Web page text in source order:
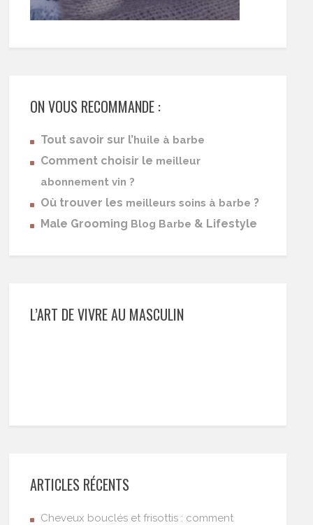
ON VOUS RECOMMANDE :
Tout savoir sur l’huile à barbe
Comment choisir le meilleur
abonnement vin ?
Où trouver les meilleurs soins à barbe ?
Male Grooming Blog Barbe & Lifestyle
L’ART DE VIVRE AU MASCULIN
ARTICLES RÉCENTS
Cheveux bouclés et frisottis : comment